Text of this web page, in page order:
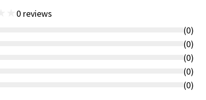
0 reviews
(0)
(0)
(0)
(0)
(0)